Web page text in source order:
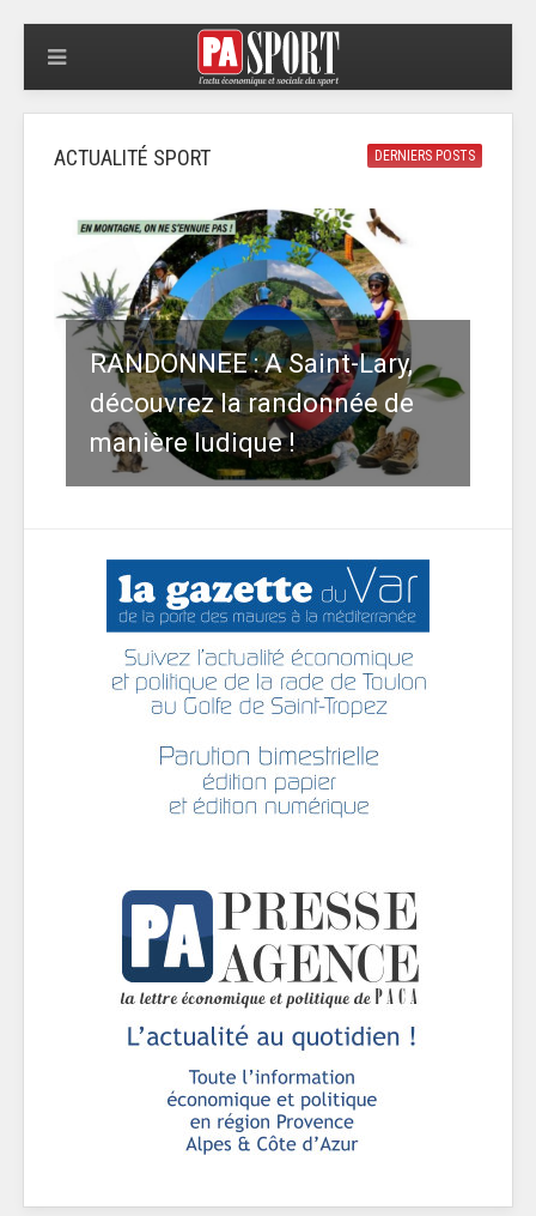
DERNIERS POSTS
ACTUALITÉ SPORT
RANDONNEE : A Saint-Lary,
découvrez la randonnée de
manière ludique !